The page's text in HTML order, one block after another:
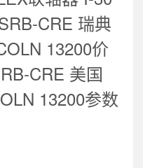
CRE 瑞典
13200价
CRE 美国
13200参数